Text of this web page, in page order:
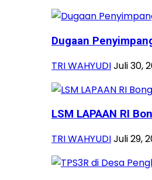
Dugaan
TRI WAHYUDIJuli 30,
LSM LAPAAN RI
TRI WAHYUDIJuli 29,